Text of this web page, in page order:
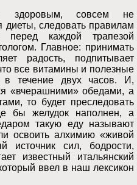
здоровым, совсем не
диеты, следовать правилам
перед каждой трапезой
Главное: принимать
радость, подпитывает
все витамины и полезные
в течение двух часов. И,
«вчерашними» обедами, а
то будет преследовать
бы желудок наполнен, а
такую еду называют
освоить алхимию «живой
источник сил, бодрости,
известный итальянский
ввел в наш лексикон